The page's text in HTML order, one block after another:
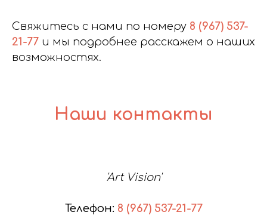
Свяжитесь с нами по номеру 8 (967) 537-
21-77 и мы подробнее расскажем о наших
возможностях.
Наши контакты
'Art Vision'
Телефон: 8 (967) 537-21-77